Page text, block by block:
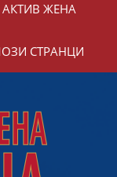
АКТИВ ЖЕНА
СТРАНЦИ